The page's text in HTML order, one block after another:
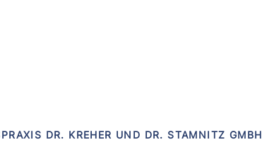
DR. KREHER UND DR. STAMNITZ GMBH